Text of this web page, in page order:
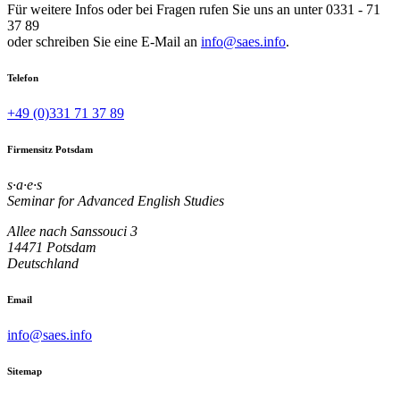
Für weitere Infos oder bei Fragen rufen Sie uns an unter 0331 - 71
37 89
oder schreiben Sie eine E-Mail an info@saes.info.
Telefon
+49 (0)331 71 37 89
Firmensitz Potsdam
s·a·e·s
Seminar for Advanced English Studies
Allee nach Sanssouci 3
14471 Potsdam
Deutschland
Email
info@saes.info
Sitemap